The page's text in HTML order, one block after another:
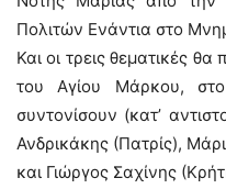
Πολιτών Ενάντια στο
Και οι τρεις θεματικές
του Αγίου Μάρκου,
συντονίσουν (κατ’
Ανδρικάκης (Πατρίς),
και Γιώργος Σαχίνης